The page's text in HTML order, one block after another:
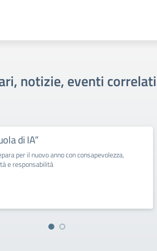
notizie, eventi correlati
di IA”
per il nuovo anno con consapevolezza,
e responsabilità